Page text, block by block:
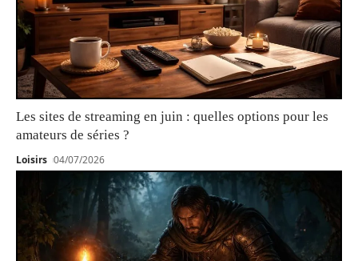
Les sites de streaming en juin : quelles options pour les
amateurs de séries ?
Loisirs 04/07/2026